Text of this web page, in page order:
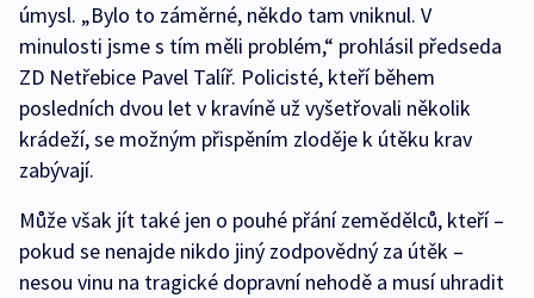
úmysl. „Bylo to záměrné, někdo tam vniknul. V
minulosti jsme s tím měli problém,“ prohlásil předseda
ZD Netřebice Pavel Talíř. Policisté, kteří během
posledních dvou let v kravíně už vyšetřovali několik
krádeží, se možným přispěním zloděje k útěku krav
zabývají.
Může však jít také jen o pouhé přání zemědělců, kteří –
pokud se nenajde nikdo jiný zodpovědný za útěk –
nesou vinu na tragické dopravní nehodě a musí uhradit